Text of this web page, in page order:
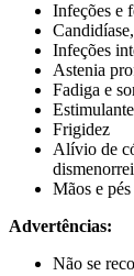
Infeções e
Infeções
Astenia
Fadiga e
Frigidez
Alívio de
Mãos e
Advertências:
Não se